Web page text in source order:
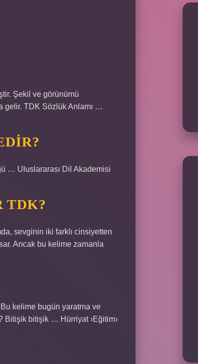
Şekil ve görünümü
gelir. TDK Sözlük Anlamı …
… Uluslararası Dil Akademisi
TDK?
sevginin iki farklı cinsiyetten
Ancak bu kelime zamanla
kelime bugün yaratma ve
Bitişik bitişik … Hürriyat ›Eğitim›